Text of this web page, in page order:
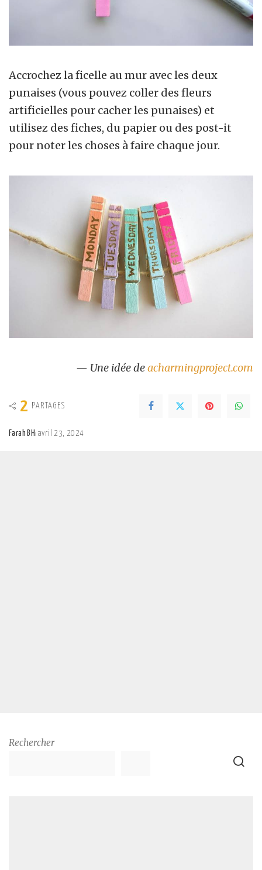
Accrochez la ficelle au mur avec les deux
punaises (vous pouvez coller des fleurs
artificielles pour cacher les punaises) et
utilisez des fiches, du papier ou des post-it
pour noter les choses à faire chaque jour.
— Une idée deacharmingproject.com
2 PARTAGES
Farah BH avril 23, 2024
Rechercher